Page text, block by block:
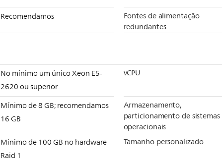
Recomendamos
Fontes de alimentação
redundantes
No mínimo um único Xeon E5-
2620 ou superior
vCPU
Mínimo de 8 GB; recomendamos
16 GB
Armazenamento,
particionamento de sistemas
operacionais
Mínimo de 100 GB no hardware
Raid 1
Tamanho personalizado